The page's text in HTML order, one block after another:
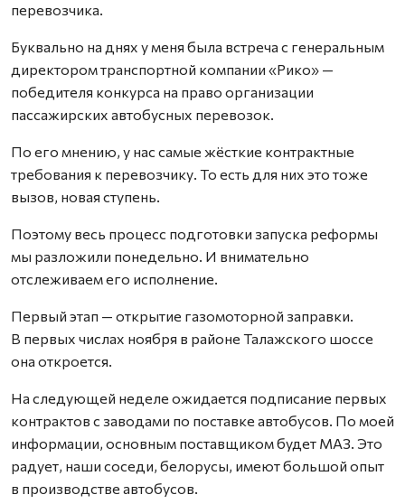
перевозчика.
Буквально на днях у меня была встреча с генеральным
директором транспортной компании «Рико» —
победителя конкурса на право организации
пассажирских автобусных перевозок.
По его мнению, у нас самые жёсткие контрактные
требования к перевозчику. То есть для них это тоже
вызов, новая ступень.
Поэтому весь процесс подготовки запуска реформы
мы разложили понедельно. И внимательно
отслеживаем его исполнение.
Первый этап — открытие газомоторной заправки.
В первых числах ноября в районе Талажского шоссе
она откроется.
На следующей неделе ожидается подписание первых
контрактов с заводами по поставке автобусов. По моей
информации, основным поставщиком будет МАЗ. Это
радует, наши соседи, белорусы, имеют большой опыт
в производстве автобусов.